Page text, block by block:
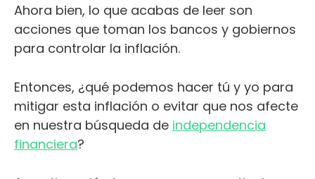
Ahora bien, lo que acabas de leer son
acciones que toman los bancos y gobiernos
para controlar la inflación.
Entonces, ¿qué podemos hacer tú y yo para
mitigar esta inflación o evitar que nos afecte
en nuestra búsqueda de independencia
financiera?